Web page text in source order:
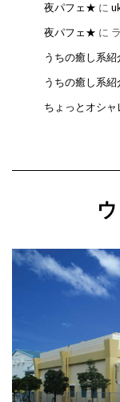
夜パフェ★ に
夜パフェ★ に
うちの癒し系紹
うちの癒し系紹
ちょっとオシャ